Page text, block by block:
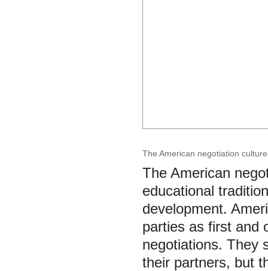
The American negotiation culture
The American
educational
development.
parties as first and
negotiations. They
their partners, but